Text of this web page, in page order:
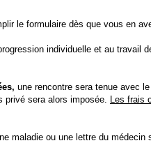
le formulaire dès que vous en
individuelle et au travail
une rencontre sera tenue avec le
privé sera alors imposée.
Les frais
maladie ou une lettre du médecin